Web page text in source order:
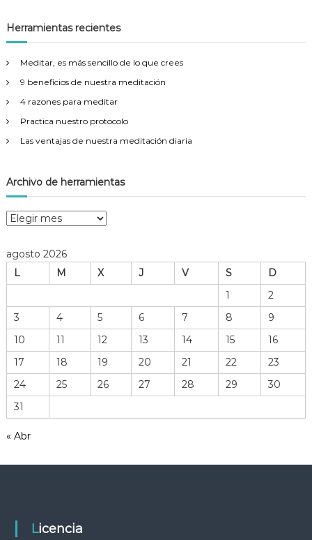
c
a
:
Herramientas recientes
Meditar, es más sencillo de lo que crees
9 beneficios de nuestra meditación
4 razones para meditar
Practica nuestro protocolo
Las ventajas de nuestra meditación diaria
Archivo de herramientas
A
h
o
h
r
r
m
i
n
agosto 2026
L
M X J V S
D
1
2
3
4 5 6 7 8
9
10
11 12 13 14 15
16
17
18 19 20 21 22
23
24
25 26 27 28 29
30
31
« Abr
Licencia